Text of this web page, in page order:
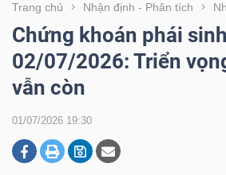
Trang chủ Nhận định - Phân tích
Chứng khoán phái
02/07/2026: Triển
vẫn còn
01/07/2026 19:30
CHỨNG
KHOÁN
DOANH